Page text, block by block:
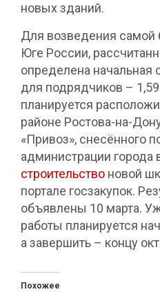
новых зданий.
Для возведения
Юге России,
определена начальная
для подрядчиков –
планируется
районе Ростова-на-
«Привоз», снесённого
администрации города
строительство новой
портале госзакупок.
объявлены 10 марта.
работы планируется
а завершить – концу
Похожее